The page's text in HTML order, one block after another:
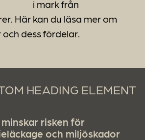
i mark från
Här kan du läsa mer om
dess fördelar.
HEADING ELEMENT
risken för
och miljöskador